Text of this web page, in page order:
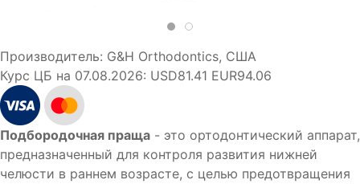
Производитель: G&H Orthodontics, США
Курс ЦБ на 07.08.2026: USD81.41 EUR94.06
Подбородочная праща - это ортодонтический аппарат,
предназначенный для контроля развития нижней
челюсти в раннем возрасте, с целью предотвращения